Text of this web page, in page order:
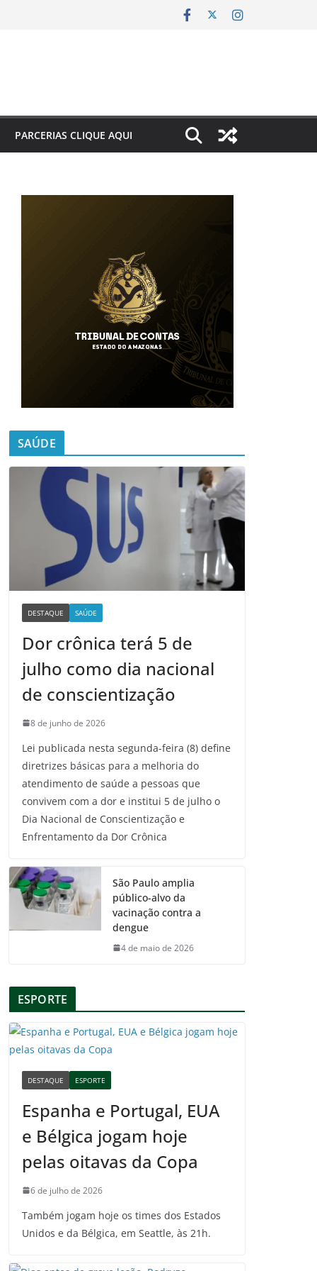
PARCERIAS CLIQUE AQUI
SAÚDE
DESTAQUE SAÚDE
Dor crônica terá 5 de
julho como dia nacional
de conscientização
8 de junho de 2026
Lei publicada nesta segunda-feira (8) define
diretrizes básicas para a melhoria do
atendimento de saúde a pessoas que
convivem com a dor e institui 5 de julho o
Dia Nacional de Conscientização e
Enfrentamento da Dor Crônica
São Paulo amplia
público-alvo da
vacinação contra a
dengue
4 de maio de 2026
ESPORTE
DESTAQUE ESPORTE
Espanha e Portugal, EUA
e Bélgica jogam hoje
pelas oitavas da Copa
6 de julho de 2026
Também jogam hoje os times dos Estados
Unidos e da Bélgica, em Seattle, às 21h.